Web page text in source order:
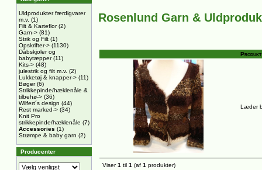
Uldprodukter færdigvarer
m.v. (1)
Filt & Karteflor(2)
Garn-> (81)
Strik og Filt (1)
Opskrifter-> (1130)
Dåbskjoler og
babytæpper(11)
Kits-> (48)
julestrik og filt m.v. (2)
Lukketøj & knapper-> (11)
Bøger(6)
Strikkepinde/hæklenåle &
tilbehø-> (36)
Wilfert´s design (44)
Rest marked-> (34)
Knit Pro
strikkepinde/hæklenåle (7)
Accessories (1)
Strømpe & baby garn (2)
Producenter
Rosenlund Garn &
Produkt
Læder
Viser1 til 1 (af 1 produkter)